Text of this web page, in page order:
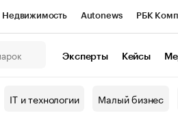
Недвижимость Autonews РБК
контрагентов
Эксперты Кейсы
IT и технологии Малый бизнес